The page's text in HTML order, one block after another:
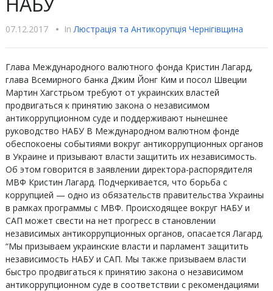
07.12.2017 • InЛюстрацiя та Антикорупцiя Чернігівщина
Глава Международного валютного фонда Кристин Лагард,
глава Всемирного банка Джим Йонг Ким и посол Швеции
Мартин Хагстрьом требуют от украинских властей
продвигаться к принятию закона о независимом
антикоррупционном суде и поддерживают нынешнее
руководство НАБУ В Международном валютном фонде
обеспокоены событиями вокруг антикоррупционных органов
в Украине и призывают власти защитить их независимость.
Об этом говорится в заявлении директора-распорядителя
МВФ Кристин Лагард. Подчеркивается, что борьба с
коррупцией — одно из обязательств правительства Украины
в рамках программы с МВФ. Происходящее вокруг НАБУ и
САП может свести на нет прогресс в становлении
независимых антикоррупционных органов, опасается Лагард.
“Мы призываем украинские власти и парламент защитить
независимость НАБУ и САП. Мы также призываем власти
быстро продвигаться к принятию закона о независимом
антикоррупционном суде в соответствии с рекомендациями